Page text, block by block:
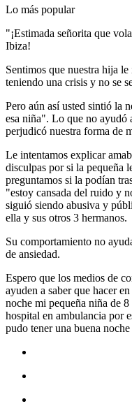
Lo más popular
"¡Estimada señorita que
Ibiza!
Sentimos que nuestra hija
teniendo una crisis y no se
Pero aún así usted sintió la
esa niña". Lo que no ayudó
perjudicó nuestra forma de
Le intentamos explicar
disculpas por si la pequeña
preguntamos si la podían
"estoy cansada del ruido y
siguió siendo abusiva y
ella y sus otros 3 hermanos.
Su comportamiento no
de ansiedad.
Espero que los medios de
ayuden a saber que hacer
noche mi pequeña niña de
hospital en ambulancia por
pudo tener una buena